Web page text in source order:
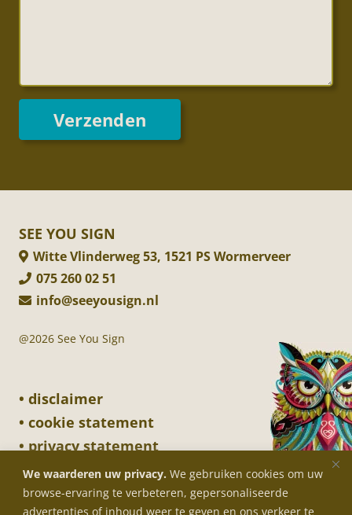
We waarderen uw privacy. We gebruiken cookies om uw
browse-ervaring te verbeteren, gepersonaliseerde
advertenties of inhoud weer te geven en ons verkeer te
Verzenden
SEE YOU SIGN
Witte Vlinderweg 53, 1521 PS Wormerveer
075 260 02 51
info@seeyousign.nl
@2026 See You Sign
• disclaimer
• cookie statement
• privacy statement
SIGNING ON WHEELS